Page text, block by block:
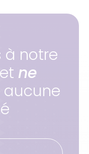
à notre
et ne
aucune